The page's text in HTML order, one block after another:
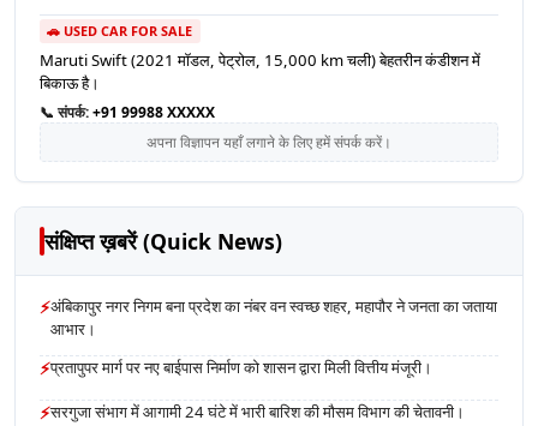
🚗 USED CAR FOR SALE
Maruti Swift (2021 मॉडल, पेट्रोल, 15,000 km चली) बेहतरीन कंडीशन में
बिकाऊ है।
📞 संपर्क:+91 99988 XXXXX
अपना विज्ञापन यहाँ लगाने के लिए हमें संपर्क करें।
संक्षिप्त ख़बरें (Quick News)
⚡अंबिकापुर नगर निगम बना प्रदेश का नंबर वन स्वच्छ शहर, महापौर ने जनता का जताया
आभार।
⚡प्रतापुपर मार्ग पर नए बाईपास निर्माण को शासन द्वारा मिली वित्तीय मंजूरी।
⚡सरगुजा संभाग में आगामी 24 घंटे में भारी बारिश की मौसम विभाग की चेतावनी।